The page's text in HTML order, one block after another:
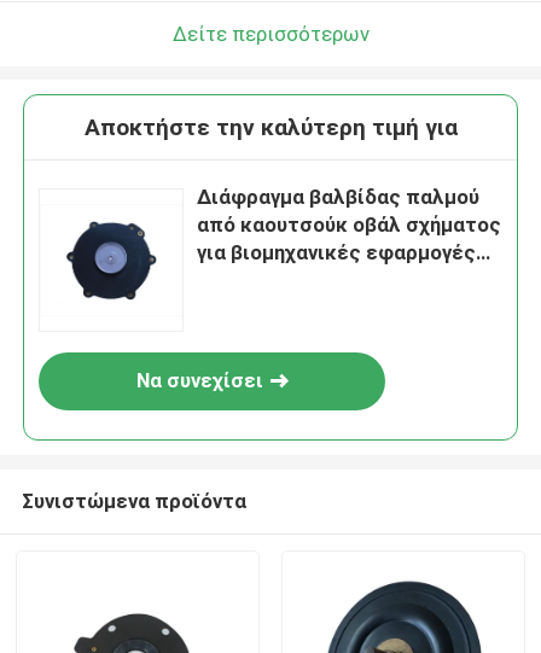
Δείτε περισσότερων
Αποκτήστε την καλύτερη τιμή για
Διάφραγμα βαλβίδας παλμού
από καουτσούκ οβάλ σχήματος
για βιομηχανικές εφαρμογές
Να συνεχίσει
Συνιστώμενα προϊόντα